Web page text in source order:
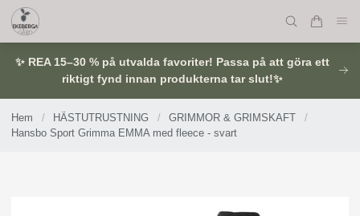
✨ REA 15–30 % på utvalda favoriter! Passa på att göra ett
riktigt fynd innan produkterna tar slut!✨
Hem / HÄSTUTRUSTNING / GRIMMOR & GRIMSKAFT
/
Hansbo Sport Grimma EMMA med fleece - svart